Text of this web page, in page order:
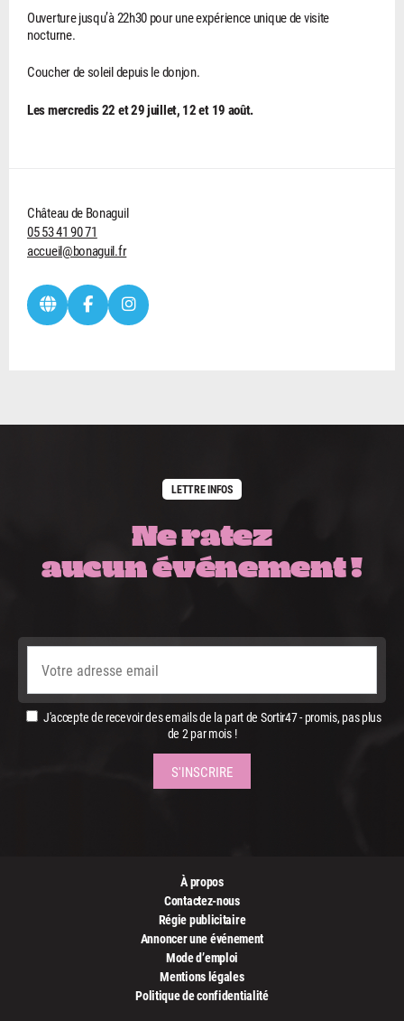
Ouverture jusqu’à 22h30 pour une expérience unique de visite
nocturne.
Coucher de soleil depuis le donjon.
Les mercredis 22 et 29 juillet, 12 et 19 août.
Château de Bonaguil
05 53 41 90 71
accueil@bonaguil.fr
LETTRE INFOS
Ne ratez
aucun événement !
J'accepte de recevoir des emails de la part de Sortir47 - promis, pas plus
de 2 par mois !
À propos
Contactez-nous
Régie publicitaire
Annoncer une événement
Mode d’emploi
Mentions légales
Politique de confidentialité